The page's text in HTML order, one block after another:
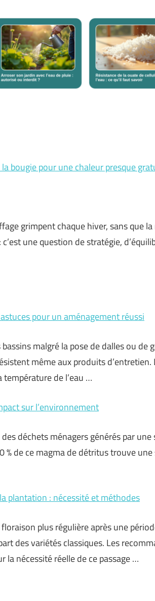
bougie pour une chaleur presque
grimpent chaque hiver, sans que
une question de stratégie,
pour un aménagement réussi
malgré la pose de dalles ou de
même aux produits
de l’eau …
sur l’environnement
déchets ménagers générés par
% de ce magma de détritus trouve
plantation : nécessité et méthodes
plus régulière après une
des variétés classiques. Les
nécessité réelle de ce passage …